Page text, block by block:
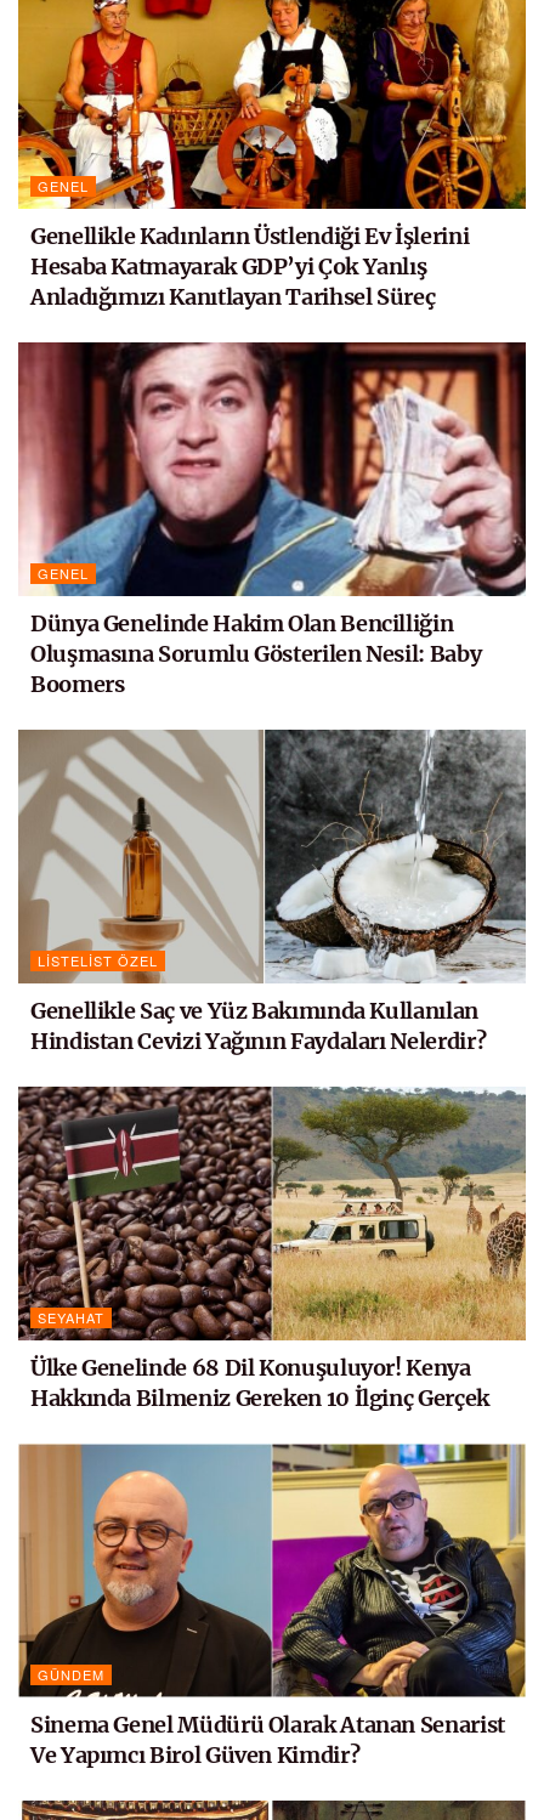
GENEL
Genellikle Kadınların Üstlendiği Ev İşlerini
Hesaba Katmayarak GDP’yi Çok Yanlış
Anladığımızı Kanıtlayan Tarihsel Süreç
GENEL
Dünya Genelinde Hakim Olan Bencilliğin
Oluşmasına Sorumlu Gösterilen Nesil: Baby
Boomers
LISTELIST ÖZEL
Genellikle Saç ve Yüz Bakımında Kullanılan
Hindistan Cevizi Yağının Faydaları Nelerdir?
SEYAHAT
Ülke Genelinde 68 Dil Konuşuluyor! Kenya
Hakkında Bilmeniz Gereken 10 İlginç Gerçek
GÜNDEM
Sinema Genel Müdürü Olarak Atanan Senarist
Ve Yapımcı Birol Güven Kimdir?